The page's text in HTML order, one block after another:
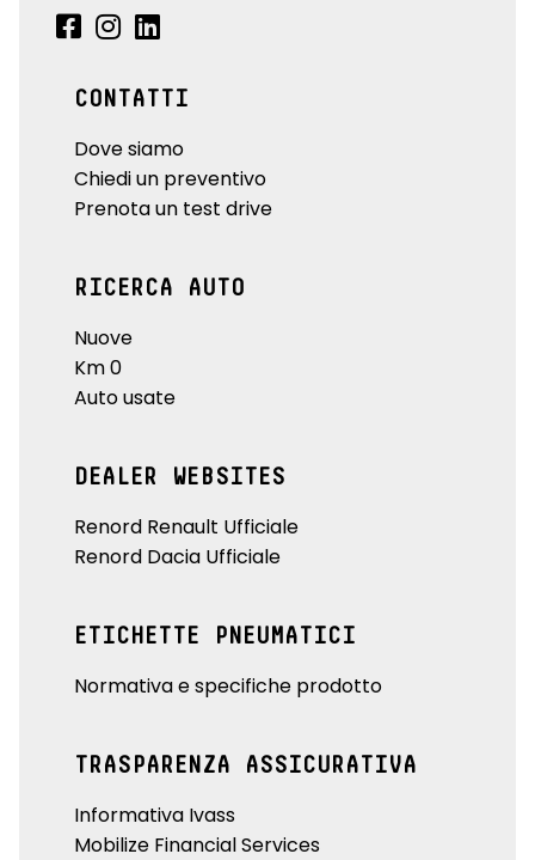
CONTATTI
Dove siamo
Chiedi un preventivo
Prenota un test drive
RICERCA AUTO
Nuove
Km 0
Auto usate
DEALER WEBSITES
Renord Renault Ufficiale
Renord Dacia Ufficiale
ETICHETTE PNEUMATICI
Normativa e specifiche prodotto
TRASPARENZA ASSICURATIVA
Informativa Ivass
Mobilize Financial Services